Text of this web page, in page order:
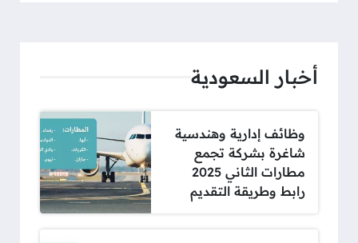
أخبار السعودية
وظائف إدارية وهندسية
شاغرة بشركة تجمع
مطارات الثاني 2025
رابط وطريقة التقديم